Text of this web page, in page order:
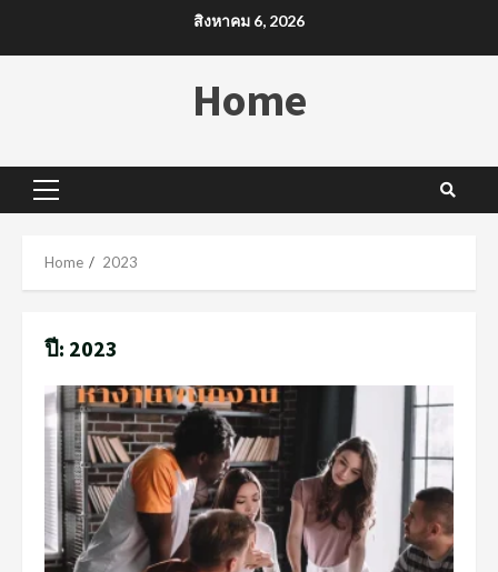
สิงหาคม 6, 2026
Home
Primary
Home 2023
ปี: 2023